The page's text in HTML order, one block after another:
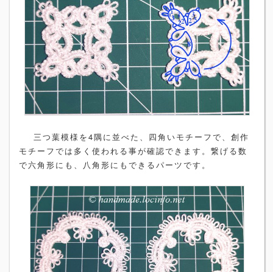
三つ葉模様を4隅に並べた、四角いモチーフで、創作
モチーフでは多く使われる事が確認できます。繋げる数
で六角形にも、八角形にもできるパーツです。